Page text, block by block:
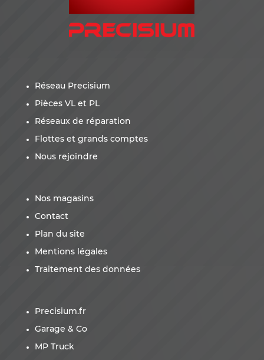
Réseau Precisium
Pièces VL et PL
Réseaux de réparation
Flottes et grands comptes
Nous rejoindre
Nos magasins
Contact
Plan du site
Mentions légales
Traitement des données
Precisium.fr
Garage & Co
MP Truck